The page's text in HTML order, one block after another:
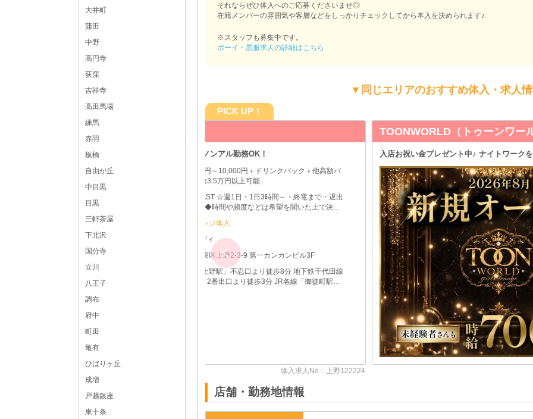
大井町
蒲田
中野
高円寺
荻窪
吉祥寺
高田馬場
練馬
赤羽
板橋
自由が丘
中目黒
目黒
三軒茶屋
下北沢
国分寺
立川
八王子
調布
府中
町田
亀有
ひばりヶ丘
成増
戸越銀座
東十条
それならぜひ体入へのご応募くださいませ◎
在籍メンバーの雰囲気や客層などをしっかりチェックしてから本入を決められます♪
※スタッフも募集中です。
ボーイ・黒服求人の詳細はこちら
▼同じエリアのおすすめ体入・求人
PICK UP！
厳守！ノンアル勤務OK！
時給5,000円～10,000円＋ドリンクバック＋他高額バ
勤務OK☆ ◆時間や頻度などは希望を聞いた上で決め
させて頂きます♪ ◆レギュラー出勤ももちろんOKです
台東区上野2-3-9 第一カンカンビル3F
JR各線「上野駅」不忍口より徒歩8分 地下鉄千代田線
「湯島駅」2番出口より徒歩3分 JR各線「御徒町駅」
TOONWORLD（トゥーンワールド）
入店お祝い金プレゼント中♪ ナイトワークを始めるなら今がチャンスです！ 未経験から活
時給
時給
営業時間
15:00～
勤務
させて
業種/エリア
池袋 ラ
職種
フロア
住所
東京都
最寄り駅
各線「
店舗・勤務地情報